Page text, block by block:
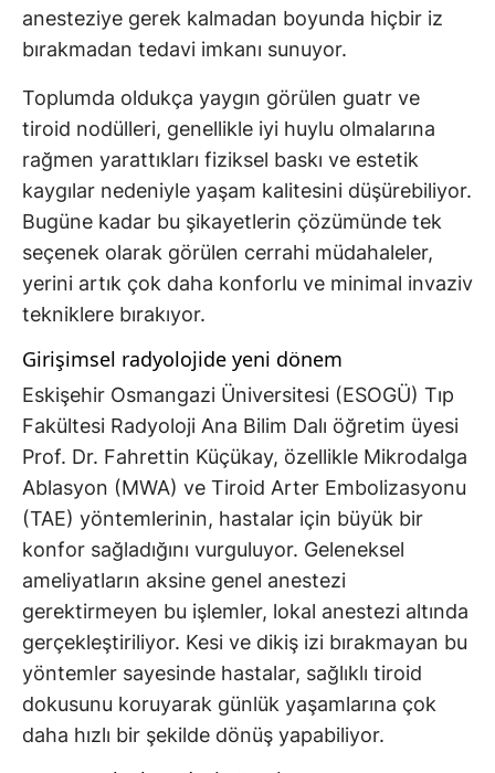
anesteziye gerek kalmadan boyunda hiçbir iz
bırakmadan tedavi imkanı sunuyor.
Toplumda oldukça yaygın görülen guatr ve
tiroid nodülleri, genellikle iyi huylu olmalarına
rağmen yarattıkları fiziksel baskı ve estetik
kaygılar nedeniyle yaşam kalitesini düşürebiliyor.
Bugüne kadar bu şikayetlerin çözümünde tek
seçenek olarak görülen cerrahi müdahaleler,
yerini artık çok daha konforlu ve minimal invaziv
tekniklere bırakıyor.
Girişimsel radyolojide yeni dönem
Eskişehir Osmangazi Üniversitesi (ESOGÜ) Tıp
Fakültesi Radyoloji Ana Bilim Dalı öğretim üyesi
Prof. Dr. Fahrettin Küçükay, özellikle Mikrodalga
Ablasyon (MWA) ve Tiroid Arter Embolizasyonu
(TAE) yöntemlerinin, hastalar için büyük bir
konfor sağladığını vurguluyor. Geleneksel
ameliyatların aksine genel anestezi
gerektirmeyen bu işlemler, lokal anestezi altında
gerçekleştiriliyor. Kesi ve dikiş izi bırakmayan bu
yöntemler sayesinde hastalar, sağlıklı tiroid
dokusunu koruyarak günlük yaşamlarına çok
daha hızlı bir şekilde dönüş yapabiliyor.